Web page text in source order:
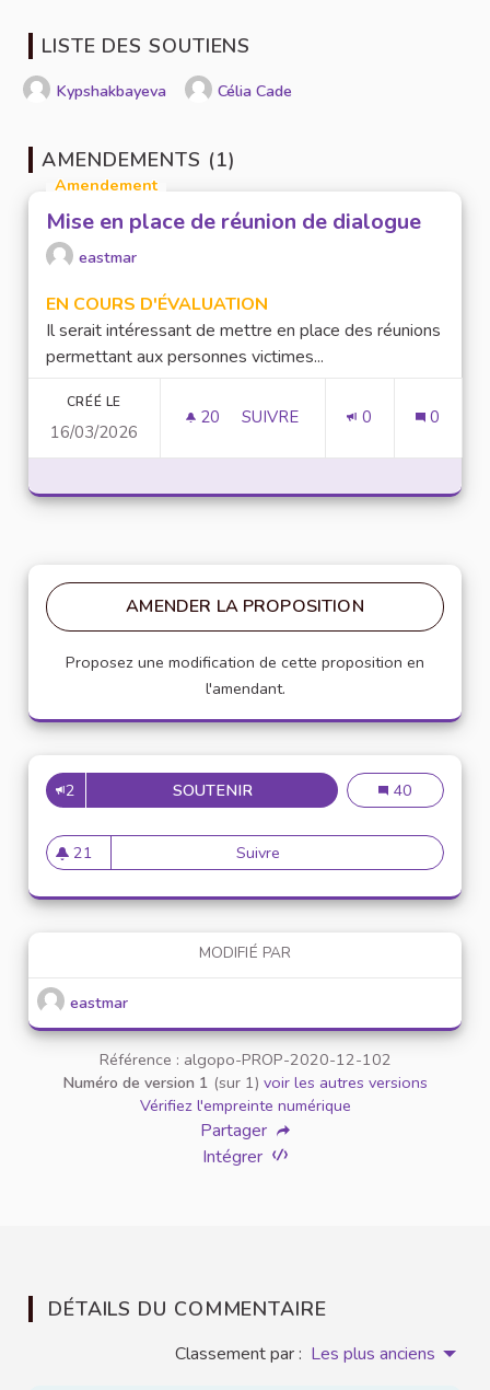
LISTE DES SOUTIENS
Kypshakbayeva Célia Cade
AMENDEMENTS (1)
Amendement
Mise en place de réunion de dialogue
eastmar
EN COURS D'ÉVALUATION
Il serait intéressant de mettre en place des réunions
permettant aux personnes victimes...
CRÉÉ LE
16/03/2026
20 20 ABONNÉS
SUIVRE 0 0
AMENDER LA PROPOSITION
Proposez une modification de cette proposition en
l'amendant.
2 SOUTENIRMISE EN PLACE DE RÉUNION
Mise en place
40
21
21 abonnés
Suivre Mise en place de réunion de
MODIFIÉ PAR
eastmar
Référence : algopo-PROP-2020-12-102
Numéro de version 1 (sur 1) voir les autres versions
Vérifiez l'empreinte numérique
Partager
Intégrer
DÉTAILS DU COMMENTAIRE
Classement par : Les plus anciens